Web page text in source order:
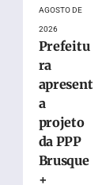
drogas
Brusque
AGOSTO DE
2026
Prefeitu
ra
apresent
a
projeto
da PPP
Brusque
+